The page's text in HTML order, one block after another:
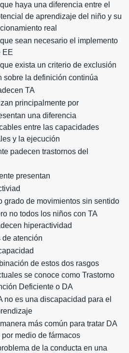
haya una diferencia entre el
de aprendizaje del niño y su
real
sean necesario el implemento
EE
exista un criterio de exclusión
sobre la definición continúa
TA
principalmente por
una diferencia
entre las capacidades
y la ejecución
padecen trastornos del
presentan
grado de movimientos sin sentido
no todos los niños con TA
hiperactividad
de atención
de estos dos rasgos
se conoce como Trastorno
Deficiente o DA
no es una discapacidad para el
manera más común para tratar DA
por medio de fármacos
de la conducta en una